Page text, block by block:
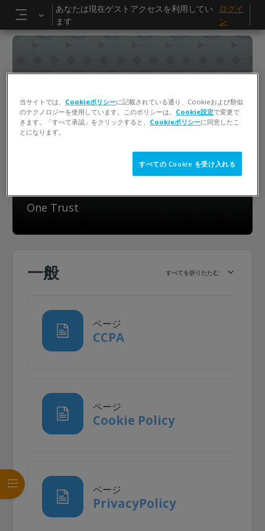
メインコンテンツへスキップする
サイドパネル
あなたは現在ゲストアクセスを利用してい
ます
ログイ
ン
コースインデックスを開く
One Trust
トピックアウトライン
一般 すべてを折りたたむ
ページ
CCPAページ
ページ
Cookie Policyページ
ページ
PrivacyPolicyページ
当サイトでは、 Cookieポリシーに記載されている通り、Cookieおよび類似
のテクノロジーを使用しています。このポリシーは、 Cookie設定で変更で
きます。「すべて承認」をクリックすると、 Cookieポリシーに同意したこ
とになります。
すべての Cookie を受け入れる